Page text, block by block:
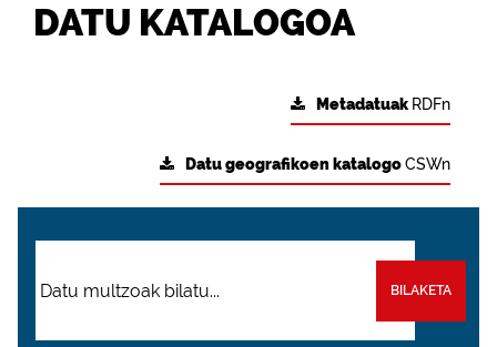
DATU KATALOGOA
Metadatuak RDFn
Datu geografikoen katalogoCSWn
BILAKETA